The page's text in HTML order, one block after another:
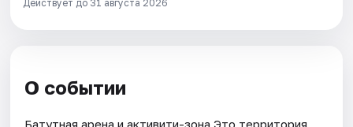
Действует до 31 августа 2026
О событии
Батутная арена и активити-зона Это территория